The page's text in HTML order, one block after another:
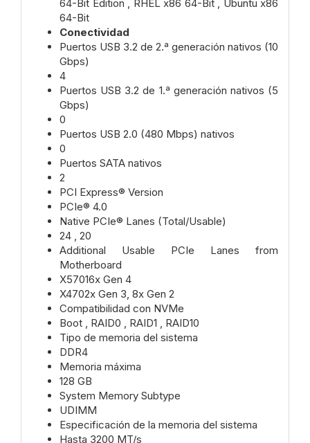
64-Bit Edition , RHEL x86 64-Bit , Ubuntu x86
64-Bit
Conectividad
Puertos USB 3.2 de 2.ª generación nativos (10
Gbps)
4
Puertos USB 3.2 de 1.ª generación nativos (5
Gbps)
0
Puertos USB 2.0 (480 Mbps) nativos
0
Puertos SATA nativos
2
PCI Express® Version
PCIe® 4.0
Native PCIe® Lanes (Total/Usable)
24 , 20
Additional Usable PCIe Lanes from
Motherboard
X57016x Gen 4
X4702x Gen 3, 8x Gen 2
Compatibilidad con NVMe
Boot , RAID0 , RAID1 , RAID10
Tipo de memoria del sistema
DDR4
Memoria máxima
128 GB
System Memory Subtype
UDIMM
Especificación de la memoria del sistema
Hasta 3200 MT/s